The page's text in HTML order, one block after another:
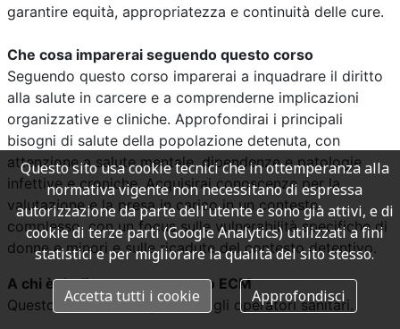
garantire equità, appropriatezza e continuità delle cure.
Che cosa imparerai seguendo questo corso
Seguendo questo corso imparerai a inquadrare il diritto
alla salute in carcere e a comprenderne implicazioni
organizzative e cliniche. Approfondirai i principali
bisogni di salute della popolazione detenuta, con
attenzione a salute mentale, dipendenze e patologie
infettive e croniche. Acquisirai conoscenze per la
valutazione e la presa in carico in un contesto
complesso, con un focus sulle vulnerabilità specifiche di
donne e minori e sulle ricadute del contesto detentivo.
A chi è dedicato questo corso ECM
Questo corso si rivolge a tutti gli operatori sanitari.
Questo sito usa cookie tecnici che in ottemperanza alla
normativa vigente non necessitano di espressa
autorizzazione da parte dell'utente e sono già attivi, e di
cookie di terze parti (Google Analytics) utilizzati a fini
statistici e per migliorare la qualità del sito stesso.
Accetta tutti i cookie Approfondisci